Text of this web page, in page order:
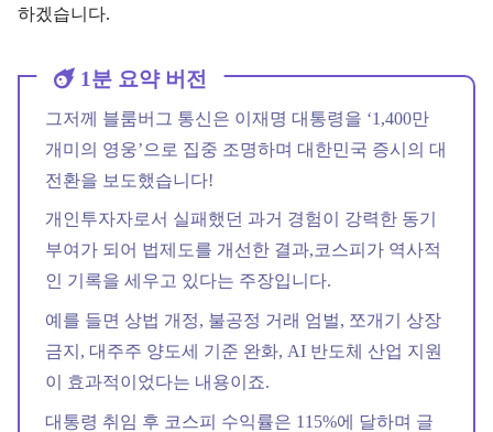
하겠습니다.
1분 요약 버전
그저께 블룸버그 통신은 이재명 대통령을 ‘1,400만
개미의 영웅’으로 집중 조명하며 대한민국 증시의 대
전환을 보도했습니다!
개인투자자로서 실패했던 과거 경험이 강력한 동기
부여가 되어 법제도를 개선한 결과,코스피가 역사적
인 기록을 세우고 있다는 주장입니다.
예를 들면 상법 개정, 불공정 거래 엄벌, 쪼개기 상장
금지, 대주주 양도세 기준 완화, AI 반도체 산업 지원
이 효과적이었다는 내용이죠.
대통령 취임 후 코스피 수익률은 115%에 달하며 글